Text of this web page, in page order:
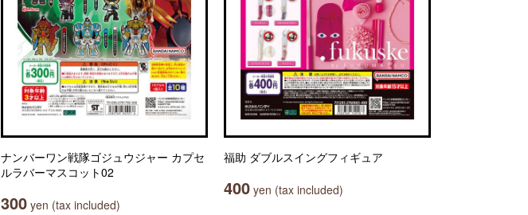
ナンバーワン戦隊ゴジュウジャー カプセ
ルラバーマスコット02
300 yen (tax included)
福助 ダブルスイングフィギュア
400 yen (tax included)